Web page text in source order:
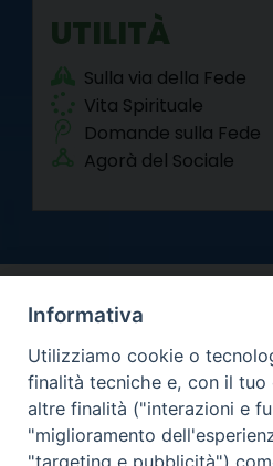
UTILITÀ
Sulla via della Fede
Vita Spirituale
Domande sulla Fede
Agorà del Sociale
Arcidiocesi
Curia
Informativa
Utilizziamo cookie o
finalità tecniche e, con il tuo
altre finalità ("interazioni e
"miglioramento